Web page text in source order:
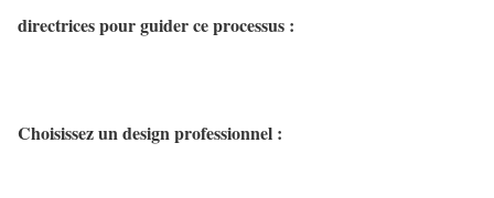
directrices pour guider ce processus :
Choisissez un design professionnel :